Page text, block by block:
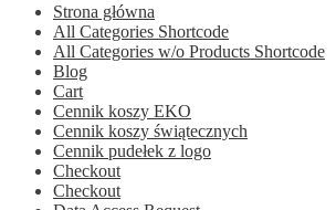
Strona główna
All Categories Shortcode
All Categories w/o Products Shortcode
Blog
Cart
Cennik koszy EKO
Cennik koszy świątecznych
Cennik pudełek z logo
Checkout
Checkout